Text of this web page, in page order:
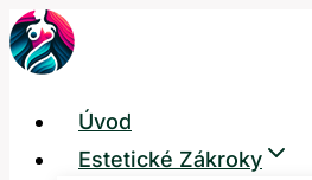
Přeskočit
na
Úvod
Estetické Zákroky